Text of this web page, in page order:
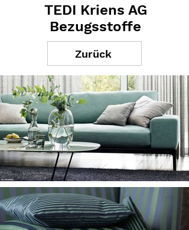
TEDI Kriens AG
Bezugsstoffe
Zurück